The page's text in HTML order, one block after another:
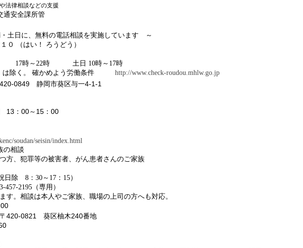
法律相談などの支援
全課所管
日に、無料の電話相談を実施しています ～
０ （はい！ ろうどう）
） 17時～22時 土日 10時～17時
）は除く。 確かめよう労働条件 http://www.check-roudou.mhlw.go.jp
0849 静岡市葵区与一4-1-1
13：00～15：00
soudan/seisin/index.html
の相談
方、犯罪等の被害者、がん患者さんのご家族
日除 8：30～17：15）
2195（専用）
す。 相談は本人やご家族、職場の上司の方へも対応。
0821 葵区柚木240番地